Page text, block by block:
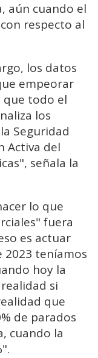
aún cuando el
respecto al
los datos
empeorar
que todo el
los
Seguridad
Activa del
señala la
lo que
fuera
es actuar
2023 teníamos
hoy la
realidad si
que
de parados
cuando la